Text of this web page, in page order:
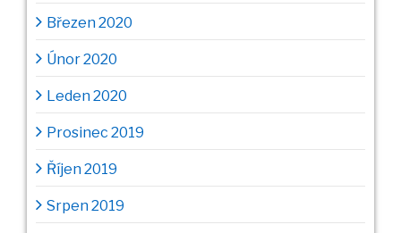
Březen 2020
Únor 2020
Leden 2020
Prosinec 2019
Říjen 2019
Srpen 2019